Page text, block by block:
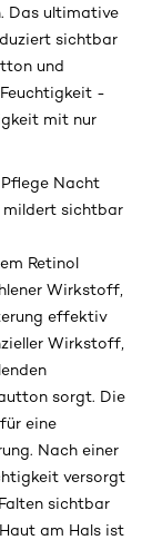
Das ultimative
sichtbar
und
-
mit nur
Nacht
mildert sichtbar
Retinol
Wirkstoff,
effektiv
Wirkstoff,
sorgt. Die
eine
Nach einer
versorgt
sichtbar
am Hals ist